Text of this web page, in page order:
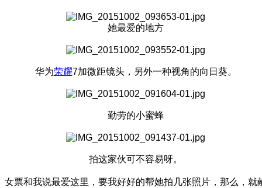
她最爱的地方
华为荣耀7加微距镜头，另外一种视角的向日葵。
勤劳的小蜜蜂
拍这家伙可不容易呀。
女票和我说最爱这里，要我好好的帮她拍几张照片，那么，就